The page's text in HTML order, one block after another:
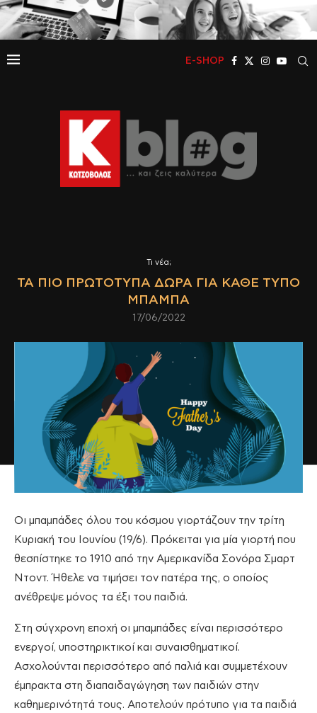
E-SHOP
Τι νέα;
ΤΑ ΠΙΟ ΠΡΩΤΌΤΥΠΑ ΔΏΡΑ ΓΙΑ ΚΆΘΕ ΤΎΠΟ
ΜΠΑΜΠΆ
17/06/2022
Οι μπαμπάδες όλου του κόσμου γιορτάζουν την τρίτη
Κυριακή του Ιουνίου (19/6). Πρόκειται για μία γιορτή που
θεσπίστηκε το 1910 από την Αμερικανίδα Σονόρα Σμαρτ
Ντοντ. Ήθελε να τιμήσει τον πατέρα της, ο οποίος
ανέθρεψε μόνος τα έξι του παιδιά.
Στη σύγχρονη εποχή οι μπαμπάδες είναι περισσότερο
ενεργοί, υποστηρικτικοί και συναισθηματικοί.
Ασχολούνται περισσότερο από παλιά και συμμετέχουν
έμπρακτα στη διαπαιδαγώγηση των παιδιών στην
καθημερινότητά τους. Αποτελούν πρότυπο για τα παιδιά